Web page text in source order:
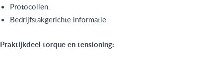
Protocollen.
Bedrijfstakgerichte informatie.
Praktijkdeel torque en tensioning: